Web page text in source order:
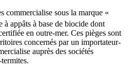
commercialise sous la marque «
à appâts à base de biocide dont
en outre-mer. Ces pièges sont
concernés par un importateur-
auprès des sociétés